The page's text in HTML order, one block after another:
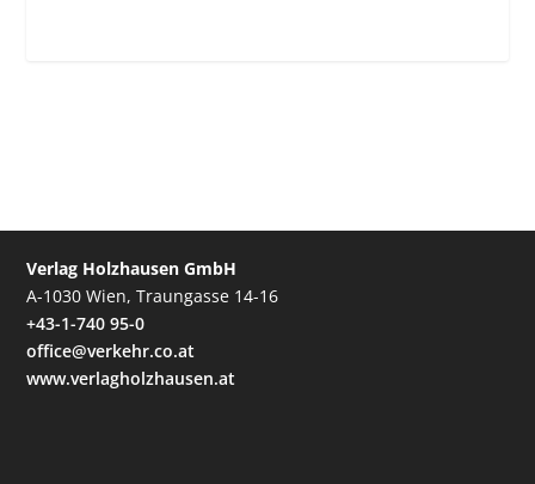
Verlag Holzhausen GmbH
A-1030 Wien, Traungasse 14-16
+43-1-740 95-0
office@verkehr.co.at
www.verlagholzhausen.at